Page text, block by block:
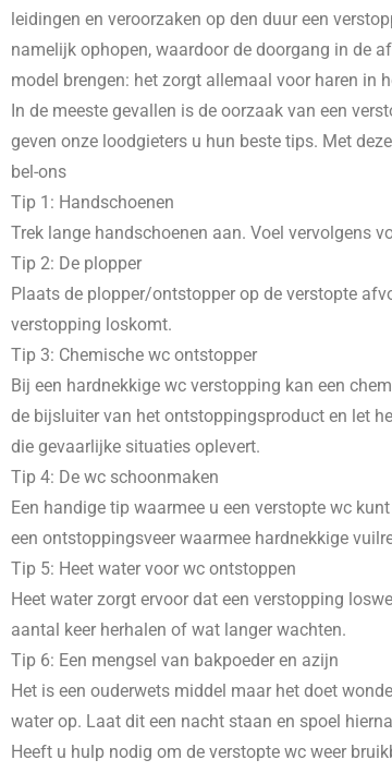
leidingen en veroorzaken op den duur een
namelijk ophopen, waardoor de doorgang in de
model brengen: het zorgt allemaal voor haren in
In de meeste gevallen is de oorzaak van een
geven onze loodgieters u hun beste tips. Met
bel-ons
Tip 1: Handschoenen
Trek lange handschoenen aan. Voel vervolgens
Tip 2: De plopper
Plaats de plopper/ontstopper op de verstopte
verstopping loskomt.
Tip 3: Chemische wc ontstopper
Bij een hardnekkige wc verstopping kan een
de bijsluiter van het ontstoppingsproduct en let
die gevaarlijke situaties oplevert.
Tip 4: De wc schoonmaken
Een handige tip waarmee u een verstopte wc
een ontstoppingsveer waarmee hardnekkige
Tip 5: Heet water voor wc ontstoppen
Heet water zorgt ervoor dat een verstopping
aantal keer herhalen of wat langer wachten.
Tip 6: Een mengsel van bakpoeder en azijn
Het is een ouderwets middel maar het doet
water op. Laat dit een nacht staan en spoel
Heeft u hulp nodig om de verstopte wc weer